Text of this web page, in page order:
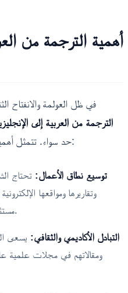
أهمية الترجمة من
في ظل العولمة والانفتاح
الترجمة من العربية إلى
حد سواء. تتمثل أهمية هذه الترجمة في عدة نقاط محورية:
توسيع نطاق الأعمال: تحتاج
وتقاريرها ومواقعها
مستثمرين وعملاء يتحدثون الإنجليزية.
التبادل الأكاديمي والثقافي: يسعى
ومقالاتهم في مجلات علمية